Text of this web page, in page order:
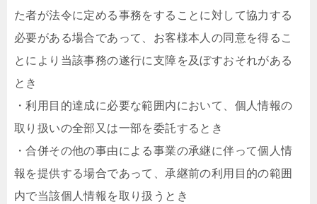
た者が法令に定める事務をすることに対して協力する
必要がある場合であって、お客様本人の同意を得るこ
とにより当該事務の遂行に支障を及ぼすおそれがある
とき
・利用目的達成に必要な範囲内において、個人情報の
取り扱いの全部又は一部を委託するとき
・合併その他の事由による事業の承継に伴って個人情
報を提供する場合であって、承継前の利用目的の範囲
内で当該個人情報を取り扱うとき